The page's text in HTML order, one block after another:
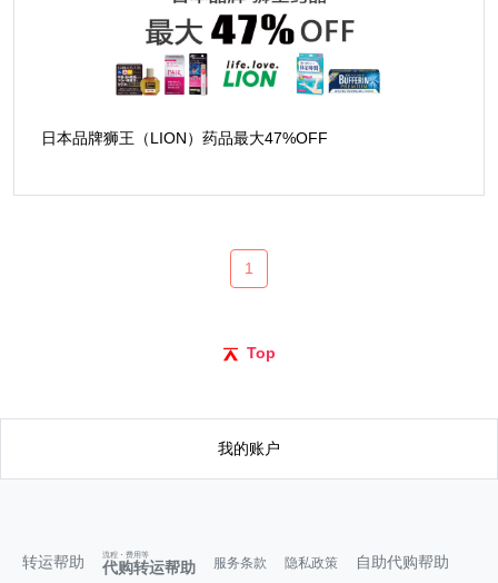
日本品牌狮王（LION）药品最大47%OFF
1
Top
我的账户
转运帮助 代购转运帮助
流程・费用等
服务条款 隐私政策 自助代购帮助